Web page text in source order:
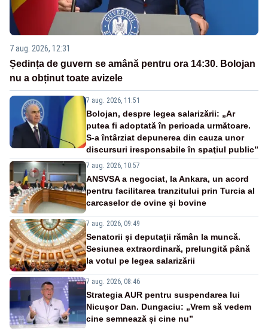
7 aug. 2026, 12:31
Ședința de guvern se amână pentru ora 14:30. Bolojan
nu a obținut toate avizele
7 aug. 2026, 11:51
Bolojan, despre legea salarizării: „Ar
putea fi adoptată în perioada următoare.
S-a întârziat depunerea din cauza unor
discursuri iresponsabile în spaţiul public”
7 aug. 2026, 10:57
ANSVSA a negociat, la Ankara, un acord
pentru facilitarea tranzitului prin Turcia al
carcaselor de ovine și bovine
7 aug. 2026, 09:49
Senatorii și deputații rămân la muncă.
Sesiunea extraordinară, prelungită până
la votul pe legea salarizării
7 aug. 2026, 08:46
Strategia AUR pentru suspendarea lui
Nicușor Dan. Dungaciu: „Vrem să vedem
cine semnează și cine nu”